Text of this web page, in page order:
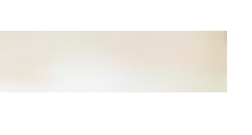
y Tecnológica del
2024 - DELFÍN